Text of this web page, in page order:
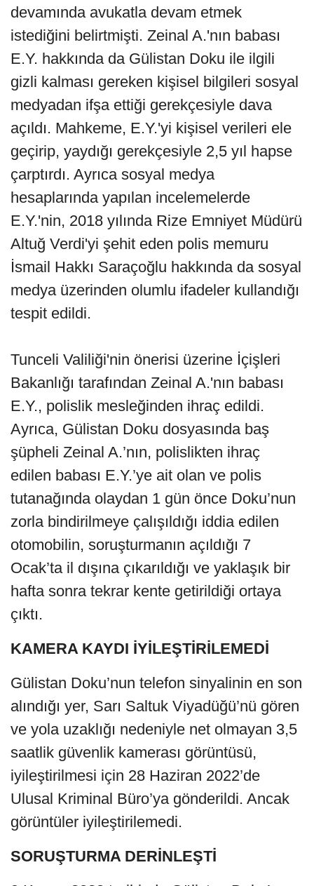
devamında avukatla devam etmek
istediğini belirtmişti. Zeinal A.'nın babası
E.Y. hakkında da Gülistan Doku ile ilgili
gizli kalması gereken kişisel bilgileri sosyal
medyadan ifşa ettiği gerekçesiyle dava
açıldı. Mahkeme, E.Y.'yi kişisel verileri ele
geçirip, yaydığı gerekçesiyle 2,5 yıl hapse
çarptırdı. Ayrıca sosyal medya
hesaplarında yapılan incelemelerde
E.Y.'nin, 2018 yılında Rize Emniyet Müdürü
Altuğ Verdi'yi şehit eden polis memuru
İsmail Hakkı Saraçoğlu hakkında da sosyal
medya üzerinden olumlu ifadeler kullandığı
tespit edildi.
Tunceli Valiliği'nin önerisi üzerine İçişleri
Bakanlığı tarafından Zeinal A.'nın babası
E.Y., polislik mesleğinden ihraç edildi.
Ayrıca, Gülistan Doku dosyasında baş
şüpheli Zeinal A.’nın, polislikten ihraç
edilen babası E.Y.’ye ait olan ve polis
tutanağında olaydan 1 gün önce Doku’nun
zorla bindirilmeye çalışıldığı iddia edilen
otomobilin, soruşturmanın açıldığı 7
Ocak’ta il dışına çıkarıldığı ve yaklaşık bir
hafta sonra tekrar kente getirildiği ortaya
çıktı.
KAMERA KAYDI İYİLEŞTİRİLEMEDİ
Gülistan Doku’nun telefon sinyalinin en son
alındığı yer, Sarı Saltuk Viyadüğü’nü gören
ve yola uzaklığı nedeniyle net olmayan 3,5
saatlik güvenlik kamerası görüntüsü,
iyileştirilmesi için 28 Haziran 2022’de
Ulusal Kriminal Büro’ya gönderildi. Ancak
görüntüler iyileştirilemedi.
SORUŞTURMA DERİNLEŞTİ